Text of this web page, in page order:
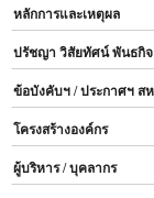
หลักการและเหตุผล
ปรัชญา วิสัยทัศน์ พันธกิจ
ข้อบังคับฯ / ประกาศฯ ส
โครงสร้างองค์กร
ผู้บริหาร / บุคลากร